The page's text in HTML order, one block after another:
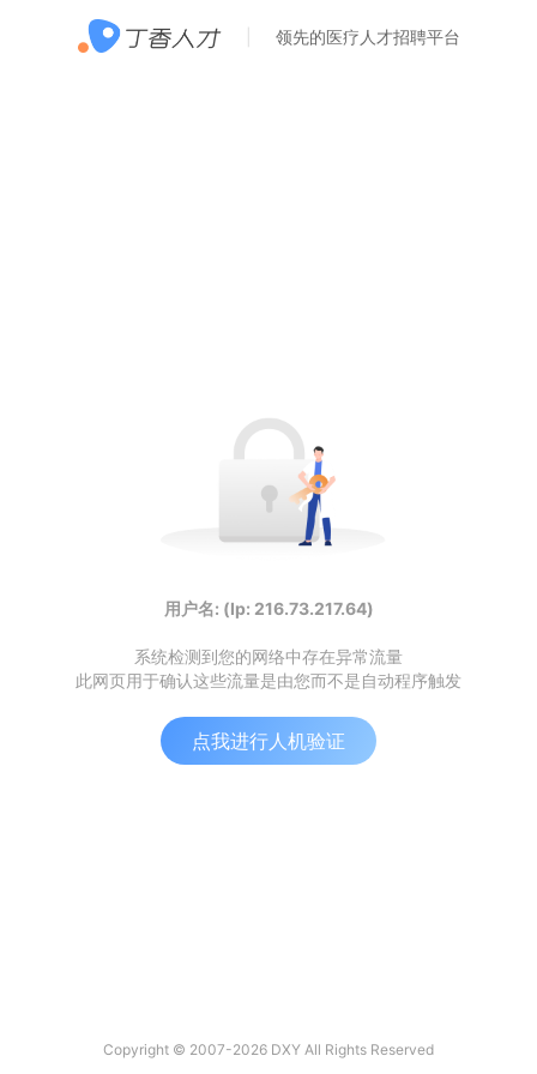
领先的医疗人才招聘平台
用户名: (Ip: 216.73.217.64)
系统检测到您的网络中存在异常流量
此网页用于确认这些流量是由您而不是自动程序触发
点我进行人机验证
Copyright © 2007-2026 DXY All Rights Reserved